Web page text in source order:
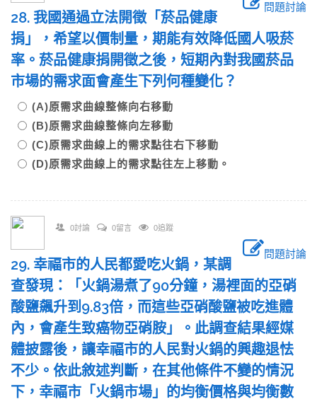
問題討論
28. 我國通過立法開徵「菸品健康
捐」，希望以價制量，期能有效降低國人吸菸
率。菸品健康捐開徵之後，短期內對我國菸品
市場的需求面會產生下列何種變化？
(A)原需求曲線整條向右移動
(B)原需求曲線整條向左移動
(C)原需求曲線上的需求點往右下移動
(D)原需求曲線上的需求點往左上移動。
0討論 0留言 0追蹤
問題討論
29. 幸福市的人民都愛吃火鍋，某調
查發現：「火鍋湯煮了90分鐘，湯裡面的亞硝
酸鹽飆升到9.83倍，而這些亞硝酸鹽被吃進體
內，會產生致癌物亞硝胺」。此調查結果經媒
體披露後，讓幸福市的人民對火鍋的興趣退怯
不少。依此敘述判斷，在其他條件不變的情況
下，幸福市「火鍋市場」的均衡價格與均衡數